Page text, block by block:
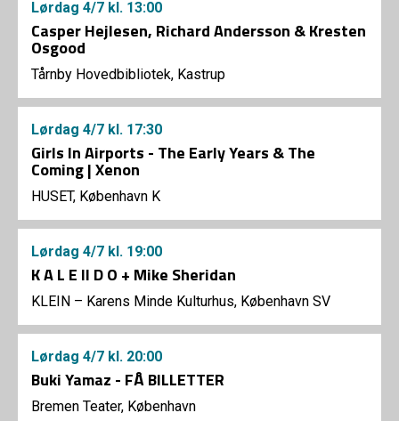
Lørdag 4/7 kl. 13:00
Casper Hejlesen, Richard Andersson & Kresten
Osgood
Tårnby Hovedbibliotek, Kastrup
Lørdag 4/7 kl. 17:30
Girls In Airports - The Early Years & The
Coming | Xenon
HUSET, København K
Lørdag 4/7 kl. 19:00
K A L E II D O + Mike Sheridan
KLEIN – Karens Minde Kulturhus, København SV
Lørdag 4/7 kl. 20:00
Buki Yamaz - FÅ BILLETTER
Bremen Teater, København